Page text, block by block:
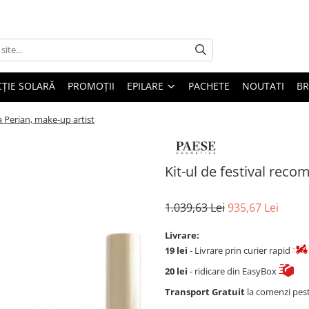
SOLARĂ PROMOȚII EPILARE PACHETE NOUTATI
Perian, make-up artist
Kit-ul de festival
1.039,63 Lei935,67 Lei
Livrare:
19 lei - Livrare prin curier rapid
20 lei - ridicare din EasyBox
Transport Gratuit la comenzi